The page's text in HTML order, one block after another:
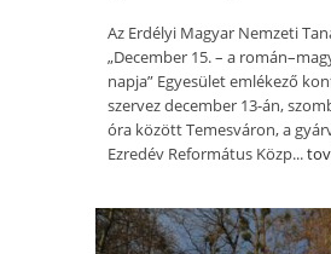
Az Erdélyi Magyar Nemzeti
„December 15. – a
napja” Egyesület emlékező
szervez december 13-án,
óra között Temesváron, a
Ezredév Református Közp...